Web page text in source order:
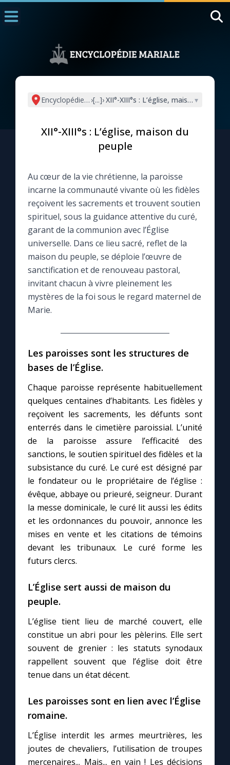
L'actualité de la semaine
La newsletter
La vidéo de la semaine
Le compte Tiktok
Le magazine
Le site internet
Avec Thérèse de Lisieux
L'Évangile chaque jour
Les premiers samedis du mois
Marie qui défait les nœuds
Me consacrer à Jésus par Marie
Mes intentions de prière
Une neuvaine
1000 Raisons de Croire
Contact
Faire un don
Encyclopédie mariale
›[...]›XII°-XIII°s : L’église, maison du peuple
▾
XII°-XIII°s : L’église, maison du
peuple
Au cœur de la vie chrétienne, la paroisse
incarne la communauté vivante où les fidèles
reçoivent les sacrements et trouvent soutien
spirituel, sous la guidance attentive du curé,
garant de la communion avec l’Église
universelle. Dans ce lieu sacré, reflet de la
maison du peuple, se déploie l’œuvre de
sanctification et de renouveau pastoral,
invitant chacun à vivre pleinement les
mystères de la foi sous le regard maternel de
Marie.
Les paroisses sont les structures de
bases de l’Église.
Chaque paroisse représente habituellement
quelques centaines d’habitants. Les fidèles y
reçoivent les sacrements, les défunts sont
enterrés dans le cimetière paroissial. L’unité
de la paroisse assure l’efficacité des
sanctions, le soutien spirituel des fidèles et la
subsistance du curé. Le curé est désigné par
le fondateur ou le propriétaire de l’église :
évêque, abbaye ou prieuré, seigneur. Durant
la messe dominicale, le curé lit aussi les édits
et les ordonnances du pouvoir, annonce les
mises en vente et les citations de témoins
devant les tribunaux. Le curé forme les
futurs clercs.
L’Église sert aussi de maison du
peuple.
L’église tient lieu de marché couvert, elle
constitue un abri pour les pèlerins. Elle sert
souvent de grenier : les statuts synodaux
rappellent souvent que l’église doit être
tenue dans un état décent.
Les paroisses sont en lien avec l’Église
romaine.
L’Église interdit les armes meurtrières, les
joutes de chevaliers, l’utilisation de troupes
mercenaires... Mais... en vain ! Les décisions